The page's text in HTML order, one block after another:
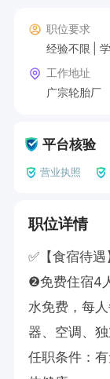
职位要求
经验不限
工作地址
广宗轮胎厂
平台核验
营业执照
职位详情
✅【食宿待
❷免费住宿4
水免费，每
器、空调、独
任职条件：